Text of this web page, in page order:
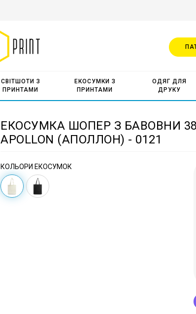
СВІТШОТИ З
ПРИНТАМИ
ЕКОСУМКИ З
ПРИНТАМИ
ОДЯГ ДЛЯ
ДРУКУ
ЕКОСУМКА ШОПЕР З БАВОВНИ
APOLLON (АПОЛЛОН) - 0121
КОЛЬОРИ ЕКОСУМОК